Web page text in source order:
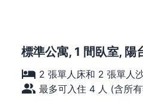
標準公寓, 1 間臥室,
2 張單人床和 2 張單人
最多可入住 4 人 (含所